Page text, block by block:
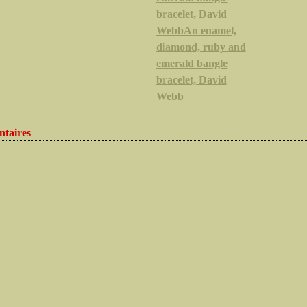
bracelet, David
WebbAn enamel,
diamond, ruby and
emerald bangle
bracelet, David
Webb